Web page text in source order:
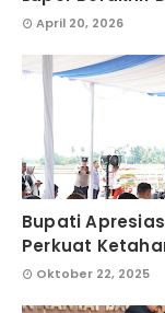
April 20, 2026
Bupati
Perkuat
Oktober 22, 2025